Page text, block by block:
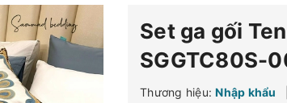
Set ga gối
SGGTC80S-
Thương hiệu: Nhập khẩu